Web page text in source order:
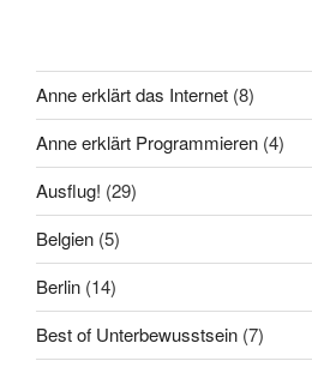
Anne erklärt das Internet (8)
Anne erklärt Programmieren (4)
Ausflug! (29)
Belgien (5)
Berlin (14)
Best of Unterbewusstsein (7)